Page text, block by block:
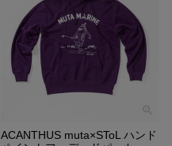
ACANTHUS muta×SToL ハンド